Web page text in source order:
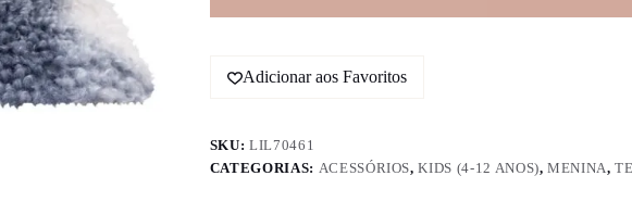
Adicionar aos Favoritos
SKU:LIL70461
CATEGORIAS: ACESSÓRIOS,KIDS (4-12 ANOS),MENINA,